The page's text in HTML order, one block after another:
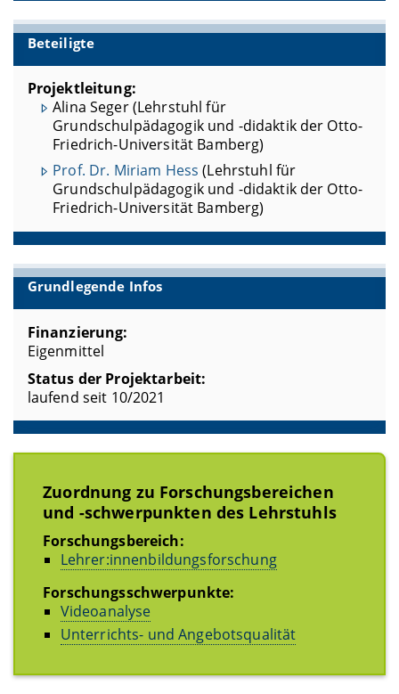
Beteiligte
Projektleitung:
Alina Seger (Lehrstuhl für
Grundschulpädagogik und -didaktik der Otto-
Friedrich-Universität Bamberg)
Prof. Dr. Miriam Hess (Lehrstuhl für
Grundschulpädagogik und -didaktik der Otto-
Friedrich-Universität Bamberg)
Grundlegende Infos
Finanzierung:
Eigenmittel
Status der Projektarbeit:
laufend seit 10/2021
Zuordnung zu Forschungsbereichen
und -schwerpunkten des Lehrstuhls
Forschungsbereich:
Lehrer:innenbildungsforschung
Forschungsschwerpunkte:
Videoanalyse
Unterrichts- und Angebotsqualität